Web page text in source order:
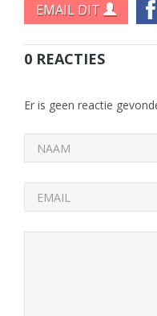
EMAIL DIT
0 REACTIES
Er is geen reactie